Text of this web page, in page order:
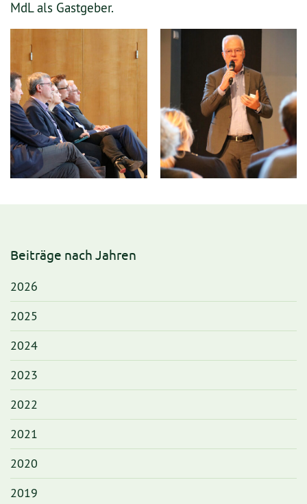
MdL als Gastgeber.
Beiträge nach Jahren
2026
2025
2024
2023
2022
2021
2020
2019